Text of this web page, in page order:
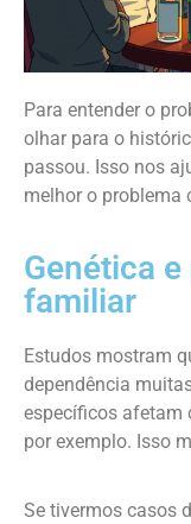
Para entender o
olhar para o
passou. Isso nos
melhor o problema
Genética
familiar
Estudos mostram
dependência
específicos afetam
por exemplo. Isso
Se tivermos casos